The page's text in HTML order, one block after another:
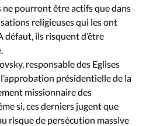
pourront être actifs que dans
religieuses qui les ont
défaut, ils risquent d’être
responsable des Eglises
présidentielle de la
missionnaire des
si, ces derniers jugent que
risque de persécution massive